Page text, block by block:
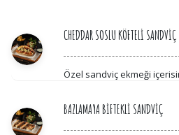
ile servis edilir.
CHEDDAR SOSLU KÖFTELİ SANDVİÇ
Özel sandviç ekmeği
BAZLAMAYA BİFTEKLİ SANDVİÇ